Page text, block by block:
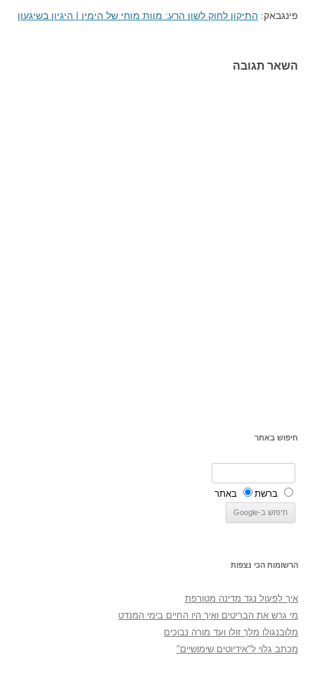
פינגבאק: התיקון לחוק לשון הרע: מוות מוחי של הימין | היגיון בשיגעון
השאר תגובה
חיפוש באתר
ברשת באתר
הרשומות הכי נצפות
איך לפעול נגד מדינה מטורפת
מי גרש את הבריטים ואיך היו החיים בימי המנדט
מלובנגולו מלך זולו ועד מורה נבוכים
מכתב גלוי ל"אידיוטים שימושיים"